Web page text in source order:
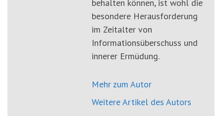
behalten können, ist wohl die
besondere Herausforderung
im Zeitalter von
Informationsüberschuss und
innerer Ermüdung.
Mehr zum Autor
Weitere Artikel des Autors